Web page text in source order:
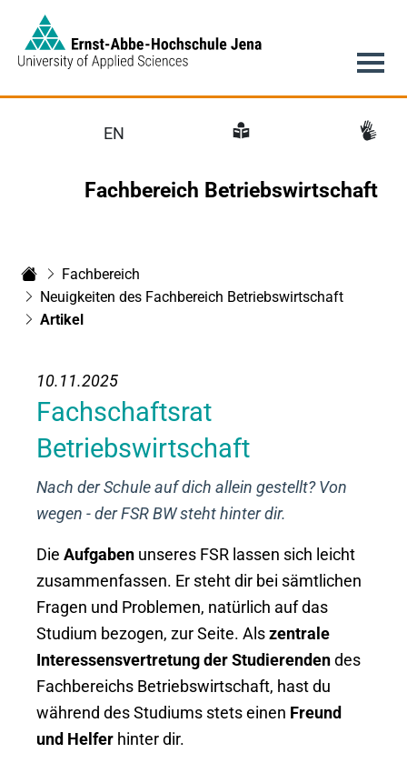
EN
Fachbereich Betriebswirtschaft
Fachbereich Betriebswirtschaft
Fachbereich
Neuigkeiten des Fachbereich Betriebswirtschaft
Artikel
10.11.2025
Fachschaftsrat
Betriebswirtschaft
Nach der Schule auf dich allein gestellt? Von
wegen - der FSR BW steht hinter dir.
Die Aufgaben unseres FSR lassen sich leicht
zusammenfassen. Er steht dir bei sämtlichen
Fragen und Problemen, natürlich auf das
Studium bezogen, zur Seite. Alszentrale
Interessensvertretung der Studierendendes
Fachbereichs Betriebswirtschaft, hast du
während des Studiums stets einen Freund
und Helfer hinter dir.